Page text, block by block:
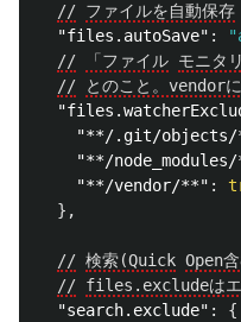
// ファイルを自動保存
"files.autoSave" :
//
「ファイル モニタ
//
とのこと。vendor
"**/.git/objects/
"**/
"**/vendor/**" :
},
// 検索(Quick Open
// files.excludeはエク
"search.exclude" :
{